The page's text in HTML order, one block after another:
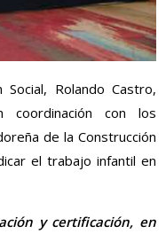
Rolando Castro,
con los
de la Construcción
el trabajo infantil en
y certificación, en